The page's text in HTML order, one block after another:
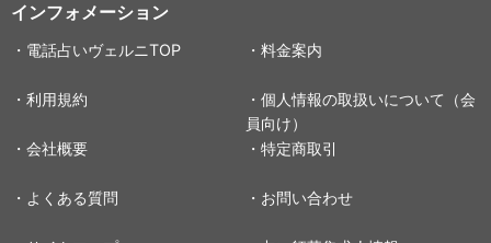
インフォメーション
・電話占いヴェルニTOP ・料金案内
・利用規約
・個人情報の取扱いについて（会
員向け）
・会社概要
・特定商取引
・よくある質問 ・お問い合わせ